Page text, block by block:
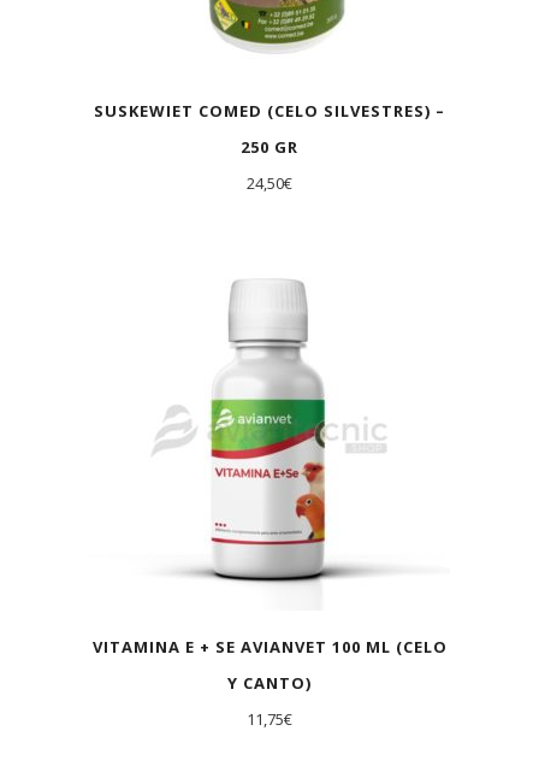
SUSKEWIET COMED (CELO SILVESTRES) –
250 GR
24,50€
VITAMINA E + SE AVIANVET 100 ML (CELO
Y CANTO)
11,75€